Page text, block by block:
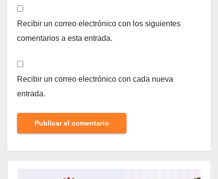
Recibir un correo electrónico con los siguientes
comentarios a esta entrada.
Recibir un correo electrónico con cada nueva
entrada.